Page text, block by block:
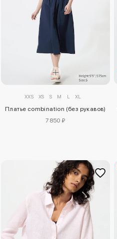
XXS XS S M L XL
Платье combination (без рукавов)
7850 ₽